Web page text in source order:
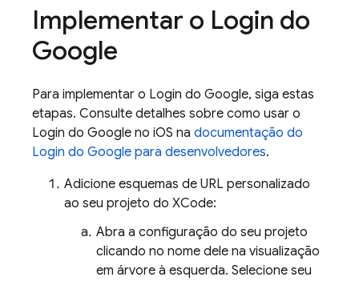
Implementar o Login do
Google
Para implementar o Login do Google, siga estas
etapas. Consulte detalhes sobre como usar o
Login do Google no iOS na documentação do
Login do Google para desenvolvedores.
Adicione esquemas de URL personalizado
ao seu projeto do XCode:
Abra a configuração do seu projeto
clicando no nome dele na visualização
em árvore à esquerda. Selecione seu